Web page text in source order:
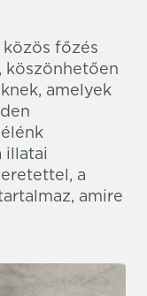
közös főzés
köszönhetően
amelyek
illatai
a
amire